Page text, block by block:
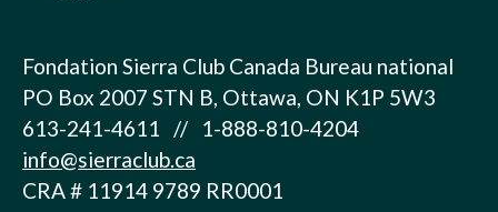
Fondation Sierra Club Canada Bureau national
PO Box 2007 STN B, Ottawa, ON K1P 5W3
613-241-4611 // 1-888-810-4204
info@sierraclub.ca
CRA # 11914 9789 RR0001